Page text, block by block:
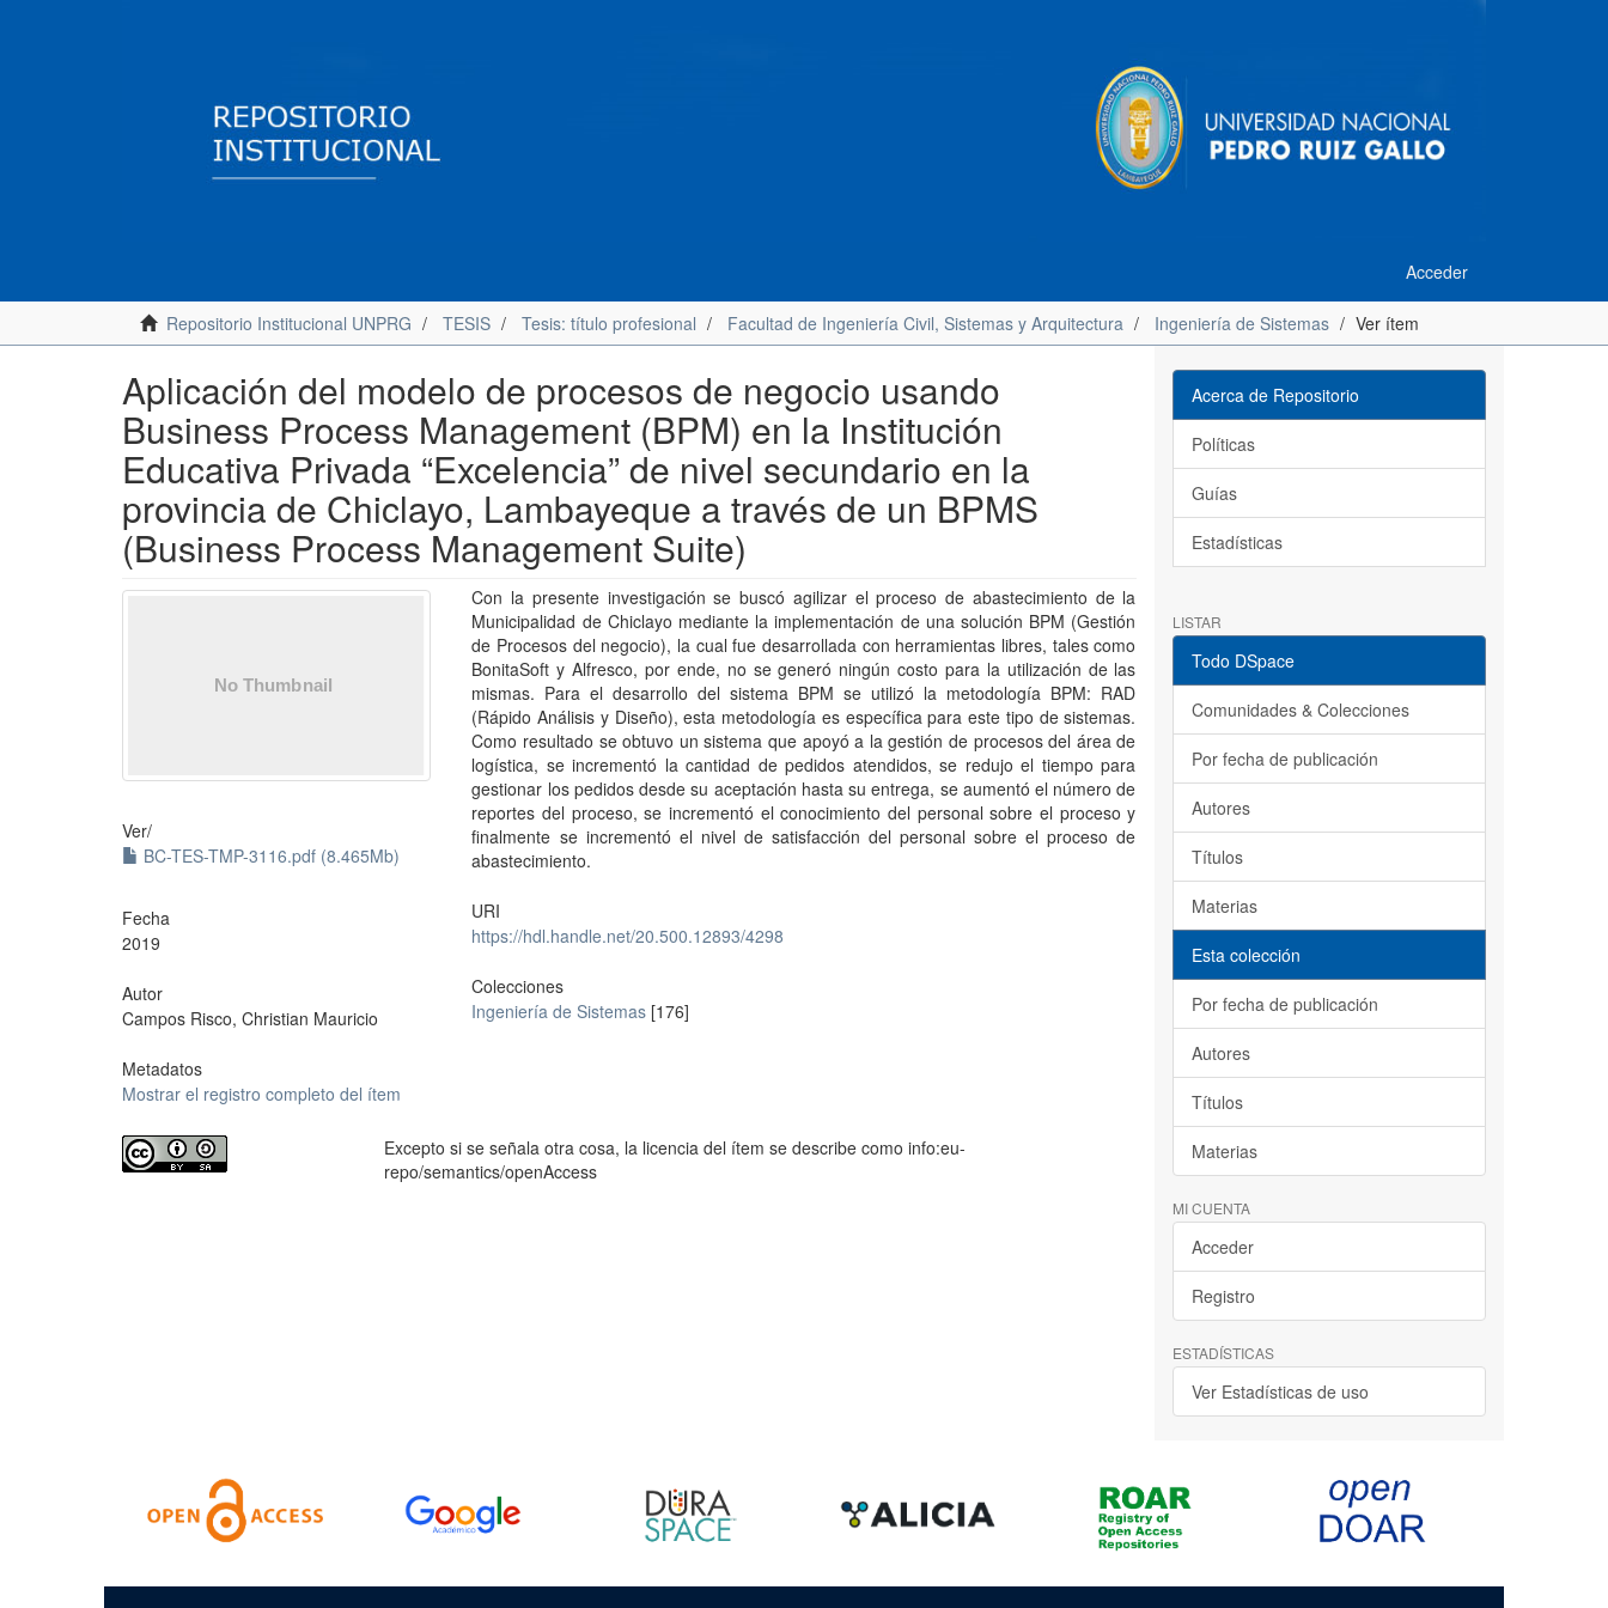
Acceder
Repositorio Institucional UNPRG TESIS Tesis: título profesional Facultad de Ingeniería Civil, Sistemas y Arquitectura Ingeniería de Sistemas Ver ítem
Aplicación del modelo de procesos de negocio usando
Business Process Management (BPM) en la Institución
Educativa Privada “Excelencia” de nivel secundario en la
provincia de Chiclayo, Lambayeque a través de un BPMS
(Business Process Management Suite)
Ver/
BC-TES-TMP-3116.pdf (8.465Mb)
Fecha
2019
Autor
Campos Risco, Christian Mauricio
Metadatos
Mostrar el registro completo del ítem
Con la presente investigación se buscó agilizar el proceso de abastecimiento de la
Municipalidad de Chiclayo mediante la implementación de una solución BPM (Gestión
de Procesos del negocio), la cual fue desarrollada con herramientas libres, tales como
BonitaSoft y Alfresco, por ende, no se generó ningún costo para la utilización de las
mismas. Para el desarrollo del sistema BPM se utilizó la metodología BPM: RAD
(Rápido Análisis y Diseño), esta metodología es específica para este tipo de sistemas.
Como resultado se obtuvo un sistema que apoyó a la gestión de procesos del área de
logística, se incrementó la cantidad de pedidos atendidos, se redujo el tiempo para
gestionar los pedidos desde su aceptación hasta su entrega, se aumentó el número de
reportes del proceso, se incrementó el conocimiento del personal sobre el proceso y
finalmente se incrementó el nivel de satisfacción del personal sobre el proceso de
abastecimiento.
URI
https://hdl.handle.net/20.500.12893/4298
Colecciones
Ingeniería de Sistemas [176]
Excepto si se señala otra cosa, la licencia del ítem se describe como info:eu-
repo/semantics/openAccess
Acerca de Repositorio
Políticas
Guías
Estadísticas
LISTAR
Todo DSpace
Comunidades & Colecciones
Por fecha de publicación
Autores
Títulos
Materias
Esta colección
Por fecha de publicación
Autores
Títulos
Materias
MI CUENTA
Acceder
Registro
ESTADÍSTICAS
Ver Estadísticas de uso